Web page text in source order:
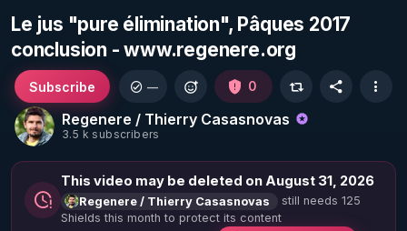
Le jus "pure élimination", Pâques 2017
conclusion - www.regenere.org
Regenere / Thierry Casasnovas
3.5 k subscribers
Subscribe — 0
This video may be deleted on August 31, 2026
Regenere / Thierry Casasnovas
still needs 125
Shields this month to protect its content